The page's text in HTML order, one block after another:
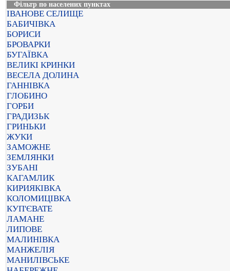
Фільтр по населених пунктах
ІВАНОВЕ СЕЛИЩЕ
БАБИЧІВКА
БОРИСИ
БРОВАРКИ
БУГАЇВКА
ВЕЛИКІ КРИНКИ
ВЕСЕЛА ДОЛИНА
ГАННІВКА
ГЛОБИНО
ГОРБИ
ГРАДИЗЬК
ГРИНЬКИ
ЖУКИ
ЗАМОЖНЕ
ЗЕМЛЯНКИ
ЗУБАНІ
КАГАМЛИК
КИРИЯКІВКА
КОЛОМИЦІВКА
КУП'ЄВАТЕ
ЛАМАНЕ
ЛИПОВЕ
МАЛИНІВКА
МАНЖЕЛІЯ
МАНИЛІВСЬКЕ